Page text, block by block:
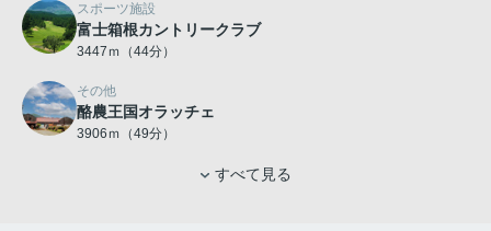
スポーツ施設
富士箱根カントリークラブ
3447ｍ（44分）
その他
酪農王国オラッチェ
3906ｍ（49分）
すべて見る